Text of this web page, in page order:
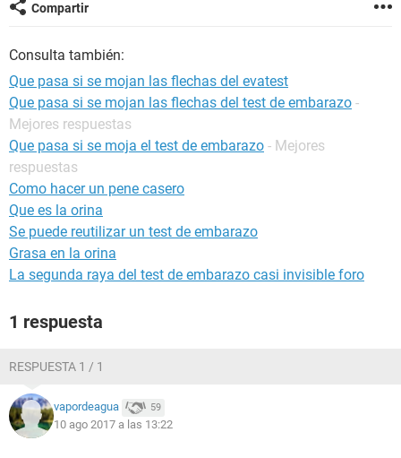
Compartir
Consulta también:
Que pasa si se mojan las flechas del evatest
Que pasa si se mojan las flechas del test de embarazo -
Mejores respuestas
Que pasa si se moja el test de embarazo - Mejores
respuestas
Como hacer un pene casero
Que es la orina
Se puede reutilizar un test de embarazo
Grasa en la orina
La segunda raya del test de embarazo casi invisible foro
1 respuesta
RESPUESTA 1 / 1
vapordeagua 59
10 ago 2017 a las 13:22